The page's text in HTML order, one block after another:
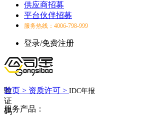
供应商招募
平台伙伴招募
服务热线：4006-798-999
登录/免费注册
验
证
码
首页 > 资质许可 > IDC年报
服务产品：